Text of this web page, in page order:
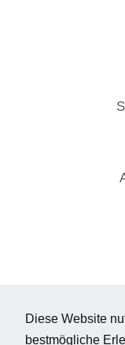
Diese Website
bestmögliche
©